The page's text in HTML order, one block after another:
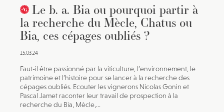
Le b. a. Bia ou pourquoi partir à
la recherche du Mècle, Chatus ou
Bia, ces cépages oubliés ?
15.03.24
Faut-il être passionné par la viticulture, l’environnement, le
patrimoine et l’histoire pour se lancer à la recherche des
cépages oubliés. Ecouter les vignerons Nicolas Gonin et
Pascal Jamet raconter leur travail de prospection à la
recherche du Bia, Mècle,...